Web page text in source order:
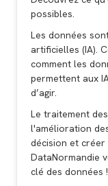
possibles.
Les données
artificielles (IA).
comment les
permettent aux
d’agir.
Le traitement
l'amélioration
décision et
DataNormandie
clé des données !